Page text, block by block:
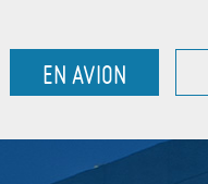
EN AVION